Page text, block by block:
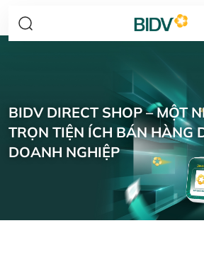
BIDV DIRECT SHOP – MỘT
TRỌN TIỆN ÍCH BÁN HÀNG
DOANH NGHIỆP